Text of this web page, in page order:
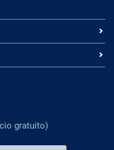
gratuito)